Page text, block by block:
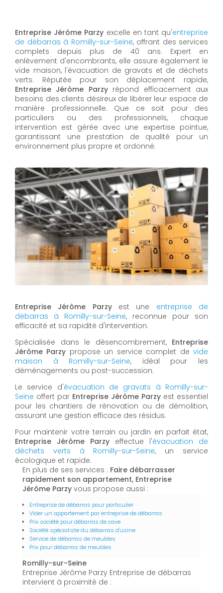
Entreprise Jérôme Parzy excelle en tant qu'entreprise
de débarras à Romilly-sur-Seine, offrant des services
complets depuis plus de 40 ans. Expert en
enlèvement d'encombrants, elle assure également le
vide maison, l'évacuation de gravats et de déchets
verts. Réputée pour son déplacement rapide,
Entreprise Jérôme Parzyrépond efficacement aux
besoins des clients désireux de libérer leur espace de
manière professionnelle. Que ce soit pour des
particuliers ou des professionnels, chaque
intervention est gérée avec une expertise pointue,
garantissant une prestation de qualité pour un
environnement plus propre et ordonné.
Entreprise Jérôme Parzyest une entreprise de
débarras à Romilly-sur-Seine, reconnue pour son
efficacité et sa rapidité d'intervention.
Spécialisée dans le désencombrement, Entreprise
Jérôme Parzy propose un service complet devide
maison à Romilly-sur-Seine, idéal pour les
déménagements ou post-succession.
Le service d'évacuation de gravats à Romilly-sur-
Seine offert par Entreprise Jérôme Parzy est essentiel
pour les chantiers de rénovation ou de démolition,
assurant une gestion efficace des résidus.
Pour maintenir votre terrain ou jardin en parfait état,
Entreprise Jérôme Parzy effectue l'évacuation de
déchets verts à Romilly-sur-Seine, un service
écologique et rapide.
En plus de ses services : Faire débarrasser
rapidement son appartement, Entreprise
Jérôme Parzy vous propose aussi :
Entreprise de débarras pour particulier
Vider un appartement par entreprise de débarras
Prix société pour débarras de cave
Société spécialiste du débarras d'usine
Service de débarras de meubles
Prix pour débarras de meubles
Romilly-sur-Seine
Entreprise Jérôme Parzy Entreprise de débarras
intervient à proximité de :